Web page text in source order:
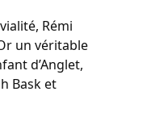
Rémi
un véritable
d’Anglet,
Bask et